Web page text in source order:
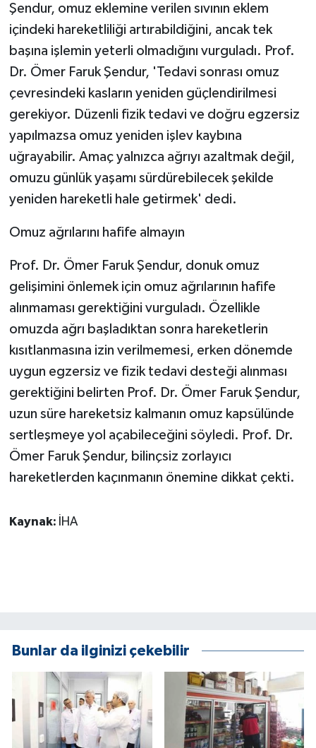
Şendur, omuz eklemine verilen sıvının eklem
içindeki hareketliliği artırabildiğini, ancak tek
başına işlemin yeterli olmadığını vurguladı. Prof.
Dr. Ömer Faruk Şendur, 'Tedavi sonrası omuz
çevresindeki kasların yeniden güçlendirilmesi
gerekiyor. Düzenli fizik tedavi ve doğru egzersiz
yapılmazsa omuz yeniden işlev kaybına
uğrayabilir. Amaç yalnızca ağrıyı azaltmak değil,
omuzu günlük yaşamı sürdürebilecek şekilde
yeniden hareketli hale getirmek' dedi.
Omuz ağrılarını hafife almayın
Prof. Dr. Ömer Faruk Şendur, donuk omuz
gelişimini önlemek için omuz ağrılarının hafife
alınmaması gerektiğini vurguladı. Özellikle
omuzda ağrı başladıktan sonra hareketlerin
kısıtlanmasına izin verilmemesi, erken dönemde
uygun egzersiz ve fizik tedavi desteği alınması
gerektiğini belirten Prof. Dr. Ömer Faruk Şendur,
uzun süre hareketsiz kalmanın omuz kapsülünde
sertleşmeye yol açabileceğini söyledi. Prof. Dr.
Ömer Faruk Şendur, bilinçsiz zorlayıcı
hareketlerden kaçınmanın önemine dikkat çekti.
Kaynak: İHA
Bunlar da ilginizi çekebilir